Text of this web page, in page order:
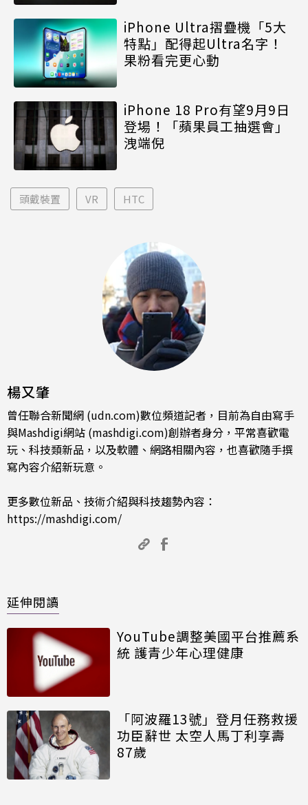
iPhone Ultra摺疊機「5大
特點」配得起Ultra名字！
果粉看完更心動
iPhone 18 Pro有望9月9日
登場！「蘋果員工抽選會」
洩端倪
頭戴裝置 VR HTC
楊又肇
曾任聯合新聞網 (udn.com)數位頻道記者，目前為自由寫手
與Mashdigi網站 (mashdigi.com)創辦者身分，平常喜歡電
玩、科技類新品，以及軟體、網路相關內容，也喜歡隨手撰
寫內容介紹新玩意。
更多數位新品、技術介紹與科技趨勢內容：
https://mashdigi.com/
延伸閱讀
YouTube調整美國平台推薦系
統 護青少年心理健康
「阿波羅13號」登月任務救援
功臣辭世 太空人馬丁利享壽
87歲